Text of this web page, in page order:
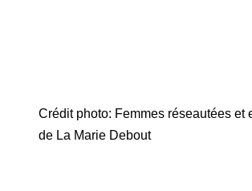
Crédit photo: Femmes réseautées et
de La Marie Debout